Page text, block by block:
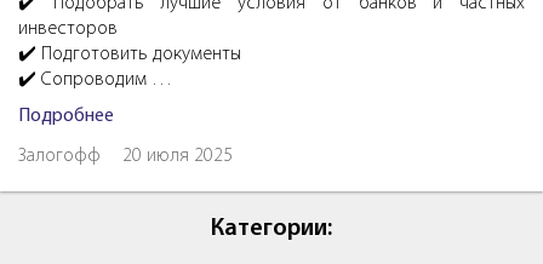
инвесторов
✔️ Подготовить документы
✔️ Сопроводим …
Подробнее
Залогофф 20 июля 2025
Категории: